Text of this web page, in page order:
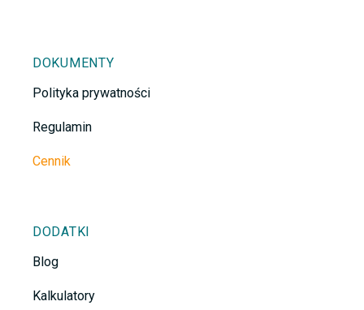
DOKUMENTY
Polityka prywatności
Regulamin
Cennik
DODATKI
Blog
Kalkulatory